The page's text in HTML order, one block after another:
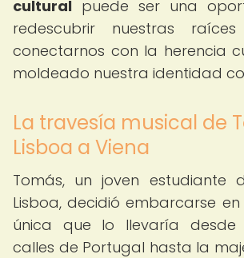
cultural puede ser una
redescubrir nuestras
conectarnos con la herencia
moldeado nuestra identidad
La travesía musical de
Lisboa a Viena
Tomás, un joven estudiante
Lisboa, decidió embarcarse
única que lo llevaría desde
calles de Portugal hasta la